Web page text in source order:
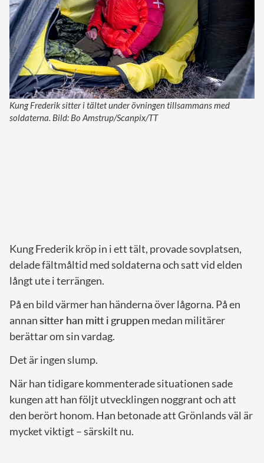
Kung Frederik sitter i tältet under övningen tillsammans med
soldaterna. Bild: Bo Amstrup/Scanpix/TT
Kung Frederik kröp in i ett tält, provade sovplatsen,
delade fältmåltid med soldaterna och satt vid elden
långt ute i terrängen.
På en bild värmer han händerna över lågorna. På en
annansitter han mitt i gruppen medan militärer
berättar om sin vardag.
Det är ingen slump.
När han tidigare kommenterade situationen sade
kungen att han följt utvecklingen noggrant och att
den berört honom. Han betonade att Grönlands väl är
mycket viktigt – särskilt nu.